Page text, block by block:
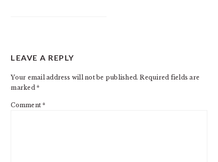
INTERACTIONS
LEAVE A REPLY
Your email address will not be published. Required fields are
marked*
Comment*